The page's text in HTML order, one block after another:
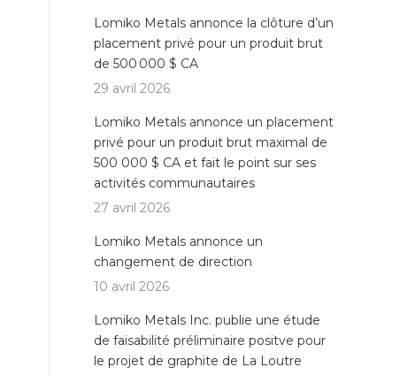
Lomiko Metals annonce la clôture d’un
placement privé pour un produit brut
de 500 000 $ CA
29 avril 2026
Lomiko Metals annonce un placement
privé pour un produit brut maximal de
500 000 $ CA et fait le point sur ses
activités communautaires
27 avril 2026
Lomiko Metals annonce un
changement de direction
10 avril 2026
Lomiko Metals Inc. publie une étude
de faisabilité préliminaire positve pour
le projet de graphite de La Loutre